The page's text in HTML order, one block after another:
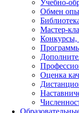
Учебно-
Обмен
Мастер-
Конкурсы,
Оценка